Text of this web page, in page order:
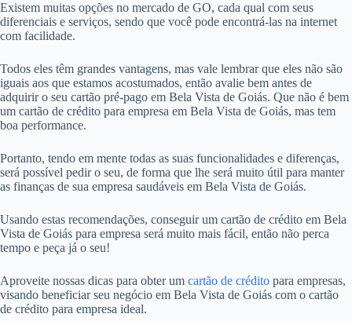
Existem muitas opções no mercado de GO, cada qual com seus
diferenciais e serviços, sendo que você pode encontrá-las na internet
com facilidade.
Todos eles têm grandes vantagens, mas vale lembrar que eles não são
iguais aos que estamos acostumados, então avalie bem antes de
adquirir o seu cartão pré-pago em Bela Vista de Goiás. Que não é bem
um cartão de crédito para empresa em Bela Vista de Goiás, mas tem
boa performance.
Portanto, tendo em mente todas as suas funcionalidades e diferenças,
será possível pedir o seu, de forma que lhe será muito útil para manter
as finanças de sua empresa saudáveis em Bela Vista de Goiás.
Usando estas recomendações, conseguir um cartão de crédito em Bela
Vista de Goiás para empresa será muito mais fácil, então não perca
tempo e peça já o seu!
Aproveite nossas dicas para obter um cartão de crédito para empresas,
visando beneficiar seu negócio em Bela Vista de Goiás com o cartão
de crédito para empresa ideal.